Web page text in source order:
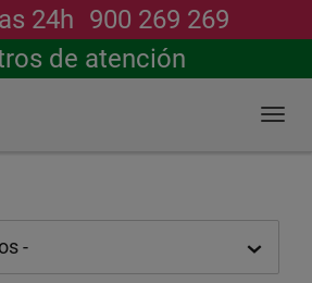
24h 900 269 269
de atención
Buscar